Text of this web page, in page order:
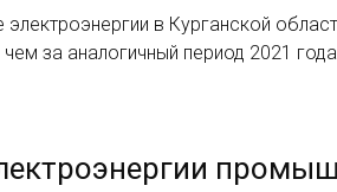
в Курганской
за аналогичный период 2021 года